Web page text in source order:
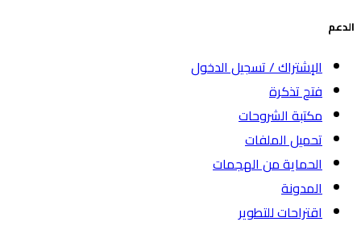
الدعم
الإشتراك / تسجيل الدخول
فتح تذكرة
مكتبة الشروحات
تحميل الملفات
الحماية من الهجمات
المدونة
اقتراحات للتطوير